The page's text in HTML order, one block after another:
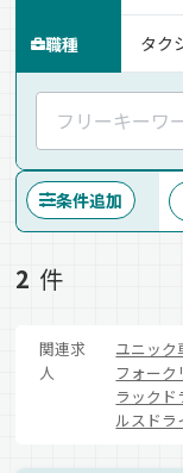
職種
条件追加
2 件
関連求
人
ユニック
フォー
ラックド
ルスドラ